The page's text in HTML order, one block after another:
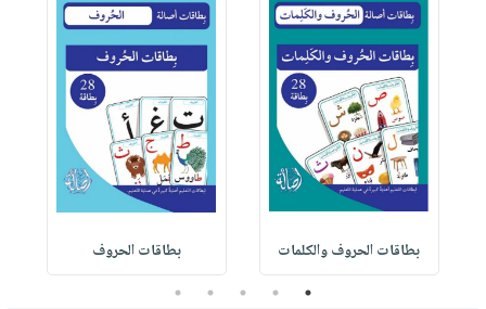
بطاقات الحروف والكلمات بطاقات الحروف
1
2
3
4
5